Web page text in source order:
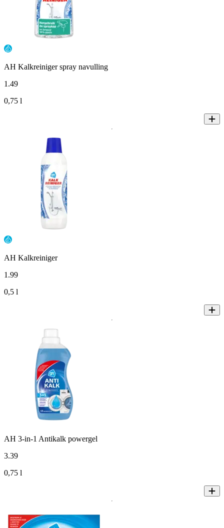
AH Kalkreiniger spray navulling
1.49
0,75 l
AH Kalkreiniger
1.99
0,5 l
AH 3-in-1 Antikalk powergel
3.39
0,75 l